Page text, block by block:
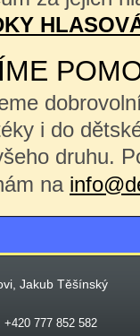
i do
druhu.
na
Jakub Těšínský
777 852 582